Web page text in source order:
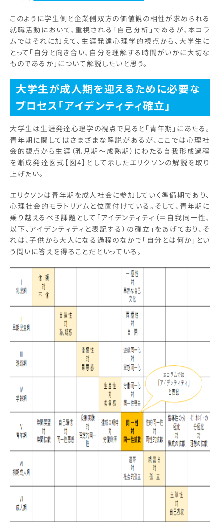
このように学生側と企業側双方の価値観の相性が求められる
就職活動において、重視される「自己分析」であるが、本コラ
ムではそれに加えて、生涯発達心理学的視点から、大学生に
とって「自分と向き合い、自分を理解する時間がいかに大切な
ものであるか」について解説したいと思う。
大学生が成人期を迎えるために必要な
プロセス「アイデンティティ確立」
大学生は生涯発達心理学の視点で見ると「青年期」にあたる。
青年期に関してはさまざまな解説があるが、ここでは心理社
会的観点から生涯（乳児期～成熟期）にわたる自我形成過程
を漸成発達図式【図4】として示したエリクソンの解説を取り
上げたい。
エリクソンは青年期を成人社会に参加していく準備期であり、
心理社会的モラトリアムと位置付けている。そして、青年期に
乗り越えるべき課題として「アイデンティティ（＝自我同一性、
以下、アイデンティティと表記する）の確立」をあげており、そ
れは、子供から大人になる過程のなかで「自分とは何か」とい
う問いに答えを得ることだといっている。